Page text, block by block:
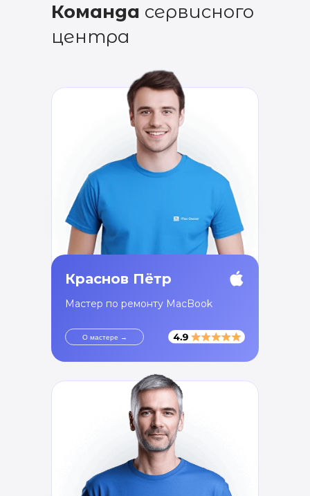
Команда сервисного
центра
Краснов Пётр
Мастер по ремонту MacBook
О мастере →